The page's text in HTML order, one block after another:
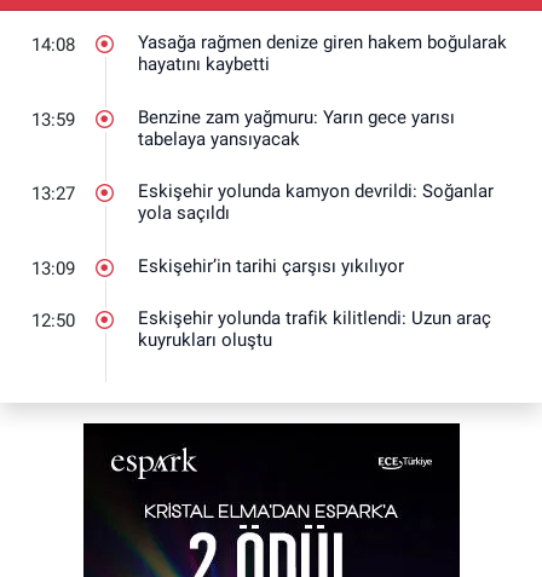
14:08
Yasağa rağmen denize giren hakem boğularak
hayatını kaybetti
13:59
Benzine zam yağmuru: Yarın gece yarısı
tabelaya yansıyacak
13:27
Eskişehir yolunda kamyon devrildi: Soğanlar
yola saçıldı
13:09 Eskişehir’in tarihi çarşısı yıkılıyor
12:50
Eskişehir yolunda trafik kilitlendi: Uzun araç
kuyrukları oluştu